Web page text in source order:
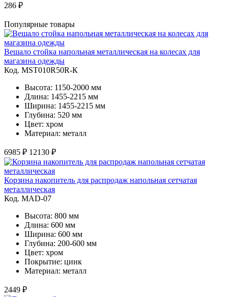
286 ₽
Популярные товары
Вешало стойка напольная металлическая на колесах для
магазина одежды
Код. MST010R50R-К
Высота: 1150-2000 мм
Длина: 1455-2215 мм
Ширина: 1455-2215 мм
Глубина: 520 мм
Цвет: хром
Материал: металл
6985 ₽ 12130 ₽
Корзина накопитель для распродаж напольная сетчатая
металлическая
Код. MAD-07
Высота: 800 мм
Длина: 600 мм
Ширина: 600 мм
Глубина: 200-600 мм
Цвет: хром
Покрытие: цинк
Материал: металл
2449 ₽